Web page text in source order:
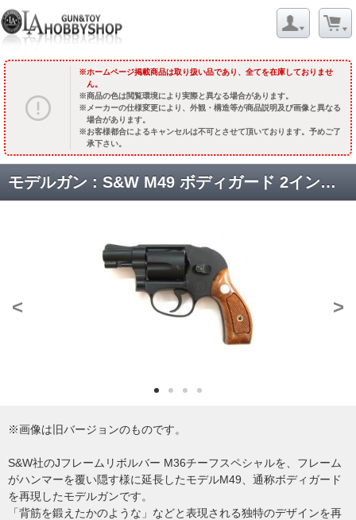
ホームページ掲載商品は取り扱い品であり、全てを在庫しておりませ
ん。
商品の色は閲覧環境により実際と異なる場合があります。
メーカーの仕様変更により、外観・構造等が商品説明及び画像と異なる
場合があります。
お客様都合によるキャンセルは不可とさせて頂いております。予めご了
承下さい。
モデルガン : S&W M49 ボディガード 2インチ ヘビーウェイト バージョン2 [取寄]
< >
※画像は旧バージョンのものです。
S&W社のJフレームリボルバー M36チーフスペシャルを、フレーム
がハンマーを覆い隠す様に延長したモデルM49、通称ボディガード
を再現したモデルガンです。
「背筋を鍛えたかのような」などと表現される独特のデザインを再